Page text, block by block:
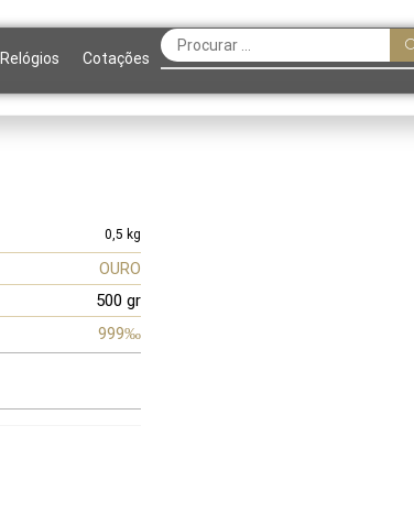
Relógios Cotações
0,5 kg
OURO
500 gr
999‰